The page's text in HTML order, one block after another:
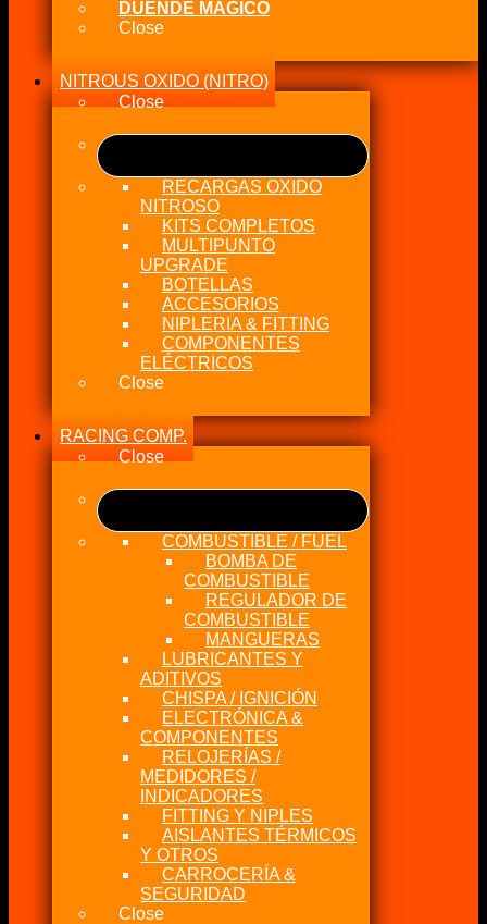
DUENDE MÁGICO
Close
NITROUS OXIDO (NITRO)
Close
RECARGAS OXIDO
NITROSO
KITS COMPLETOS
MULTIPUNTO
UPGRADE
BOTELLAS
ACCESORIOS
NIPLERIA & FITTING
COMPONENTES
ELÉCTRICOS
Close
RACING COMP.
Close
COMBUSTIBLE / FUEL
BOMBA DE
COMBUSTIBLE
REGULADOR DE
COMBUSTIBLE
MANGUERAS
LUBRICANTES Y
ADITIVOS
CHISPA / IGNICIÓN
ELECTRÓNICA &
COMPONENTES
RELOJERÍAS /
MEDIDORES /
INDICADORES
FITTING Y NIPLES
AISLANTES TÉRMICOS
Y OTROS
CARROCERÍA &
SEGURIDAD
Close